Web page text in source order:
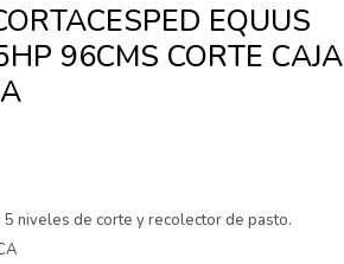
EQUUS
96CMS CORTE CAJA
5 niveles de corte y recolector de pasto.